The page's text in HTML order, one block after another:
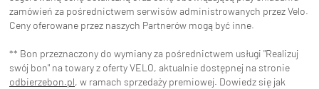
zamówień za pośrednictwem serwisów administrowanych przez Velo.
Ceny oferowane przez naszych Partnerów mogą być inne.
** Bon przeznaczony do wymiany za pośrednictwem usługi "Realizuj
swój bon" na towary z oferty VELO, aktualnie dostępnej na stronie
odbierzebon.pl, w ramach sprzedaży premiowej. Dowiedz się jak